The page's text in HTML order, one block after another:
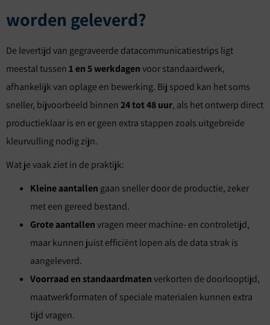
worden geleverd?
De levertijd van gegraveerde datacommunicatiestrips ligt
meestal tussen1 en 5 werkdagenvoor standaardwerk,
afhankelijk van oplage en bewerking. Bij spoed kan het soms
sneller, bijvoorbeeld binnen24 tot 48 uur, als het ontwerp direct
productieklaar is en er geen extra stappen zoals uitgebreide
kleurvulling nodig zijn.
Wat je vaak ziet in de praktijk:
Kleine aantallen gaan sneller door de productie, zeker
met een gereed bestand.
Grote aantallenvragen meer machine- en controletijd,
maar kunnen juist efficiënt lopen als de data strak is
aangeleverd.
Voorraad en standaardmatenverkorten de doorlooptijd,
maatwerkformaten of speciale materialen kunnen extra
tijd vragen.